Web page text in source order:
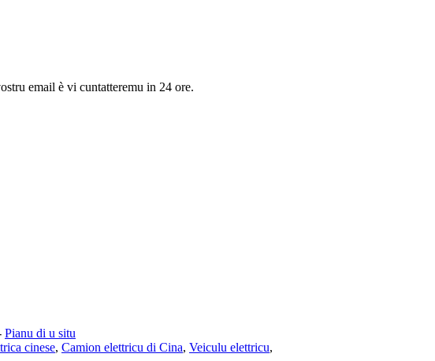
email è vi cuntatteremu in 24 ore.
Pianu di u situ
cinese, Camion elettricu di Cina, Veiculu elettricu,